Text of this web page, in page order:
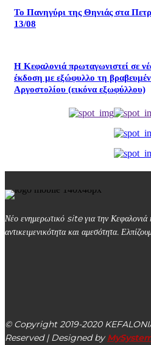
Το Πανηγύρι της Θηνιάς στα
13/08
Η Κεφαλονιά πρωταγωνιστεί σε
έκδοση με εξώφυλλο τη
Αργοστολίου (εικόνα εξωφύλλου)
Νέο ενημερωτικό site για την Κεφαλονιά
αντικειμενικότητα και αμεσότητα.
© Copyright 2019-2020
Reserved | Designed by